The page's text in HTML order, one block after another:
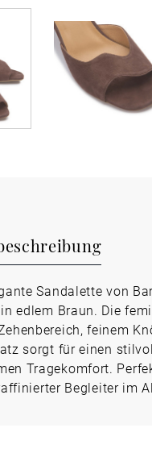
Sandalette von
edlem Braun. Die
feinem
sorgt für einen
Tragekomfort.
Begleiter im